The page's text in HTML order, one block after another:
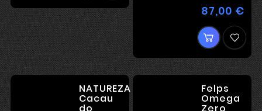
87,00 €
NATUREZA
Cacau
Felps
Omega